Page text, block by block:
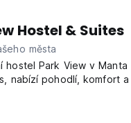
Hostel & Suites
města
hostel Park View v
nabízí pohodlí, komfort